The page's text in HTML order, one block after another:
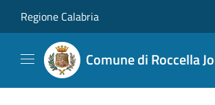
Regione Calabria
Comune di Roccella